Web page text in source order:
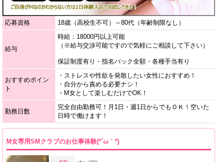
応募資格 18歳（高校生不可）～80代（年齢制限なし）
給与
時給：18000円以上可能
（※給与交渉可能ですので気軽にご相談して下さい）
保証制度有り・指名バック全額・各種手当有り
おすすめポイン
ト
・ストレスや性欲を発散したい女性におすすめ！
・自分から責める必要ナシ！
・M女として楽しむだけでOK！
勤務日数
完全自由勤務可！月1日・週1日からでもＯＫ！空いた
日時で働けます！
M女専用SMクラブのお仕事体験(*´ω｀*)